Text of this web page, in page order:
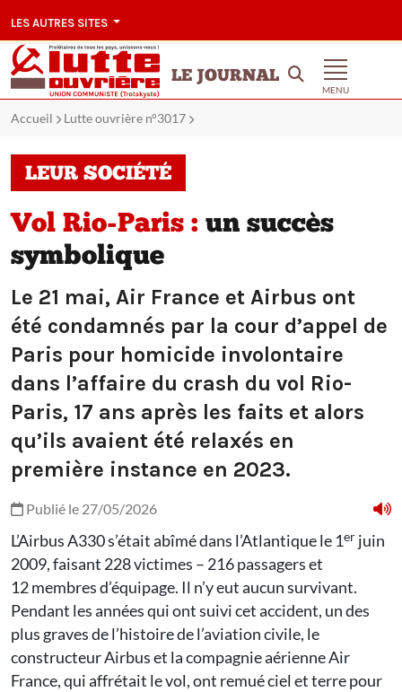
LES AUTRES SITES
LE JOURNAL
MENU
Accueil Lutte ouvrière n°3017
LEUR SOCIÉTÉ
Vol Rio-Paris : un succès
symbolique
Le 21 mai, Air France et Airbus ont
été condamnés par la cour d’appel de
Paris pour homicide involontaire
dans l’affaire du crash du vol Rio-
Paris, 17 ans après les faits et alors
qu’ils avaient été relaxés en
première instance en 2023.
Publié le 27/05/2026
L’Airbus A330 s’était abîmé dans l’Atlantique le 1er juin
2009, faisant 228 victimes – 216 passagers et
12 membres d’équipage. Il n’y eut aucun survivant.
Pendant les années qui ont suivi cet accident, un des
plus graves de l’histoire de l’aviation civile, le
constructeur Airbus et la compagnie aérienne Air
France, qui affrétait le vol, ont remué ciel et terre pour